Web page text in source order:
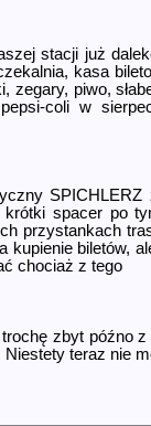
stacji już
kasa
zegary, piwo,
coli w
spacer po
przystankach
kupienie biletów,
chociaż z tego
zbyt późno z
teraz nie